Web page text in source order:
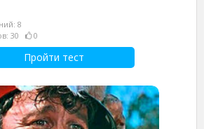
8
30
0
Пройти тест